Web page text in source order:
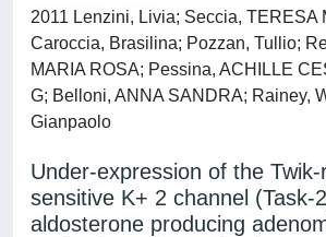
2011 Lenzini, Livia; Seccia, TERESA
Caroccia, Brasilina; Pozzan, Tullio;
MARIA ROSA; Pessina, ACHILLE
G; Belloni, ANNA SANDRA; Rainey,
Gianpaolo
Under-expression of the
sensitive K+ 2 channel (Task-
aldosterone producing